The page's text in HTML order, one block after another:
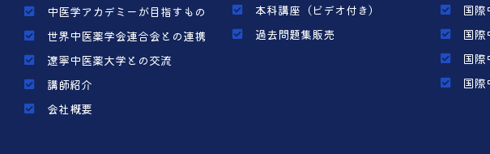
中医学アカデミーが目指すもの
世界中医薬学会連合会との連携
遼寧中医薬大学との交流
講師紹介
会社概要
本科講座（ビデオ付き）
過去問題集販売
国際
国際
国際
国際